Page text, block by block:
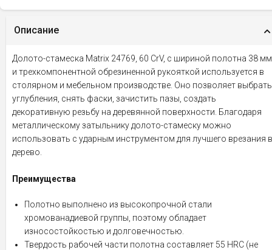
Описание
Долото-стамеска Matrix 24769, 60 CrV, с шириной полотна 38 мм
и трехкомпонентной обрезиненной рукояткой используется в
столярном и мебельном производстве. Оно позволяет выбрать
углубления, снять фаски, зачистить пазы, создать
декоративную резьбу на деревянной поверхности. Благодаря
металлическому затыльнику долото-стамеску можно
использовать с ударным инструментом для лучшего врезания в
дерево.
Преимущества
Полотно выполнено из высокопрочной стали
хромованадиевой группы, поэтому обладает
износостойкостью и долговечностью.
Твердость рабочей части полотна составляет 55 HRC (не